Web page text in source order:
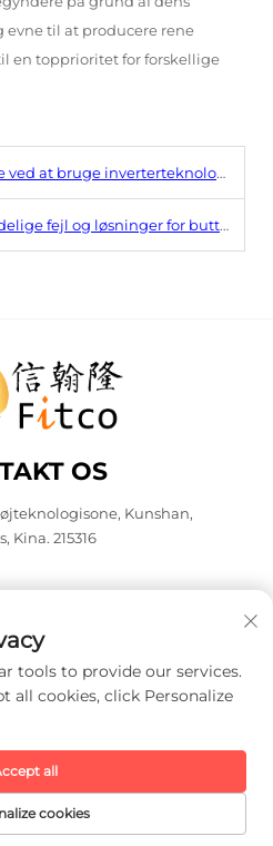
til at producere rene
en topprioritet for forskellige
inverterteknologi i bue-sammenføgningsmaskiner?
og løsninger for butt fusion-maskiner?
OS
Kunshan,
Kina. 215316
Technology Co., Ltd. Alle
tools to provide our services.
all cookies, click Personalize
cookies
all